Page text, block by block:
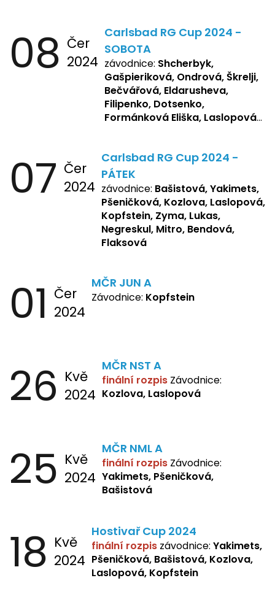
08 Čer
2024
Carlsbad RG Cup 2024 -
SOBOTA
závodnice: Shcherbyk,
Gašpieriková, Ondrová, Škrelji,
Bečvářová, Eldarusheva,
Filipenko, Dotsenko,
Formánková Eliška, Laslopová
Žbánková, Bašistová Beáta,
Yakimets, Pšeničková Vanesa,
Kozlova Nelly, Laslopová B.,
Kopfstein, Lukas, Negreskul ,
Mitro, Bendová, Flaksová
07 Čer
2024
Carlsbad RG Cup 2024 -
PÁTEK
závodnice: Bašistová, Yakimets,
Pšeničková, Kozlova, Laslopová,
Kopfstein, Zyma, Lukas,
Negreskul, Mitro, Bendová,
Flaksová
01 Čer
2024
MČR JUN A
Závodnice: Kopfstein
26 Kvě
2024
MČR NST A
finální rozpis Závodnice:
Kozlova, Laslopová
25 Kvě
2024
MČR NML A
finální rozpis Závodnice:
Yakimets, Pšeničková,
Bašistová
18 Kvě
2024
Hostivař Cup 2024
finální rozpis závodnice: Yakimets,
Pšeničková, Bašistová, Kozlova,
Laslopová, Kopfstein